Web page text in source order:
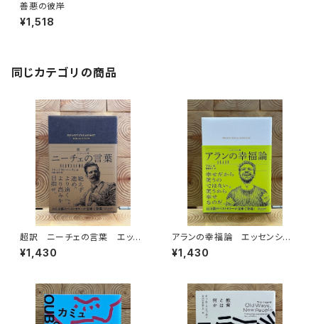
善悪の彼岸
¥1,518
同じカテゴリの商品
超訳 ニーチェの言葉 エッセ
ンシャル版
¥1,430
アランの幸福論 エッセンシャ
ル版
¥1,430